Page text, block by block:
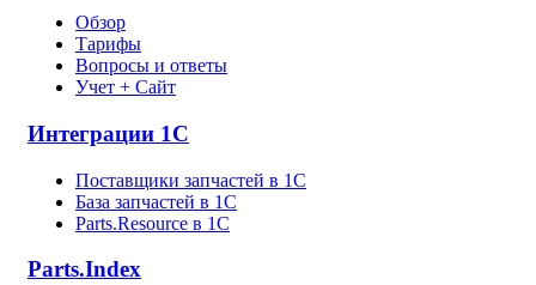
Обзор
Тарифы
Вопросы и ответы
Учет + Сайт
Интеграции 1С
Поставщики запчастей в 1C
База запчастей в 1С
Parts.Resource в 1C
Parts.Index